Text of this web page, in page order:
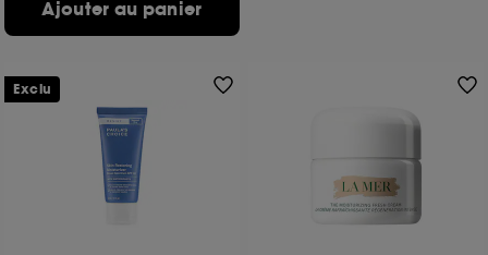
Ajouter au panier
Exclu